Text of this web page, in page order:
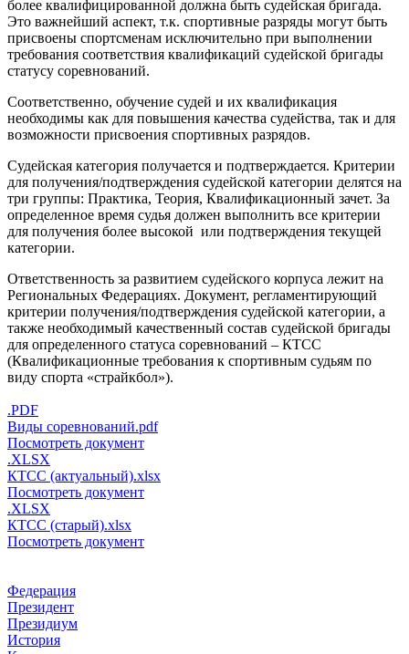
более квалифицированной должна быть судейская бригада.
Это важнейший аспект, т.к. спортивные разряды могут быть
присвоены спортсменам исключительно при выполнении
требования соответствия квалификаций судейской бригады
статусу соревнований.
Соответственно, обучение судей и их квалификация
необходимы как для повышения качества судейства, так и для
возможности присвоения спортивных разрядов.
Судейская категория получается и подтверждается. Критерии
для получения/подтверждения судейской категории делятся на
три группы: Практика, Теория, Квалификационный зачет. За
определенное время судья должен выполнить все критерии
для получения более высокой или подтверждения текущей
категории.
Ответственность за развитием судейского корпуса лежит на
Региональных Федерациях. Документ, регламентирующий
критерии получения/подтверждения судейской категории, а
также необходимый качественный состав судейской бригады
для определенного статуса соревнований – КТСС
(Квалификационные требования к спортивным судьям по
виду спорта «cтрайкбол»).
.PDF
Виды соревнований.pdf
Посмотреть документ
.XLSX
КТСС (актуальный).xlsx
Посмотреть документ
.XLSX
КТСС (старый).xlsx
Посмотреть документ
Федерация
Президент
Президиум
История